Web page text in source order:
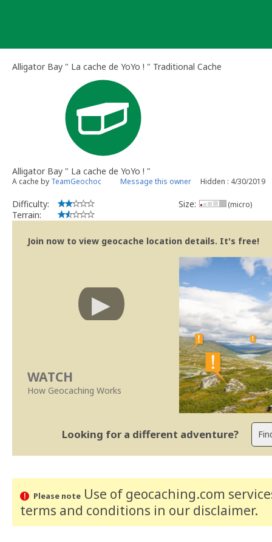
Alligator Bay " La cache de YoYo ! " Traditional Cache
Alligator Bay " La cache de YoYo ! "
A cache by TeamGeochoc Message this owner Hidden : 4/30/2019
Difficulty:
Terrain:
Size: (micro)
Join now to view geocache location details. It's free!
WATCH
How Geocaching Works
Looking for a different adventure?
Please noteUse of geocaching.com
terms and conditions in our disclaimer.